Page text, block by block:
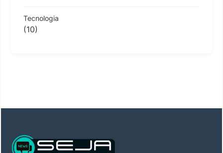
Tecnologia
(10)